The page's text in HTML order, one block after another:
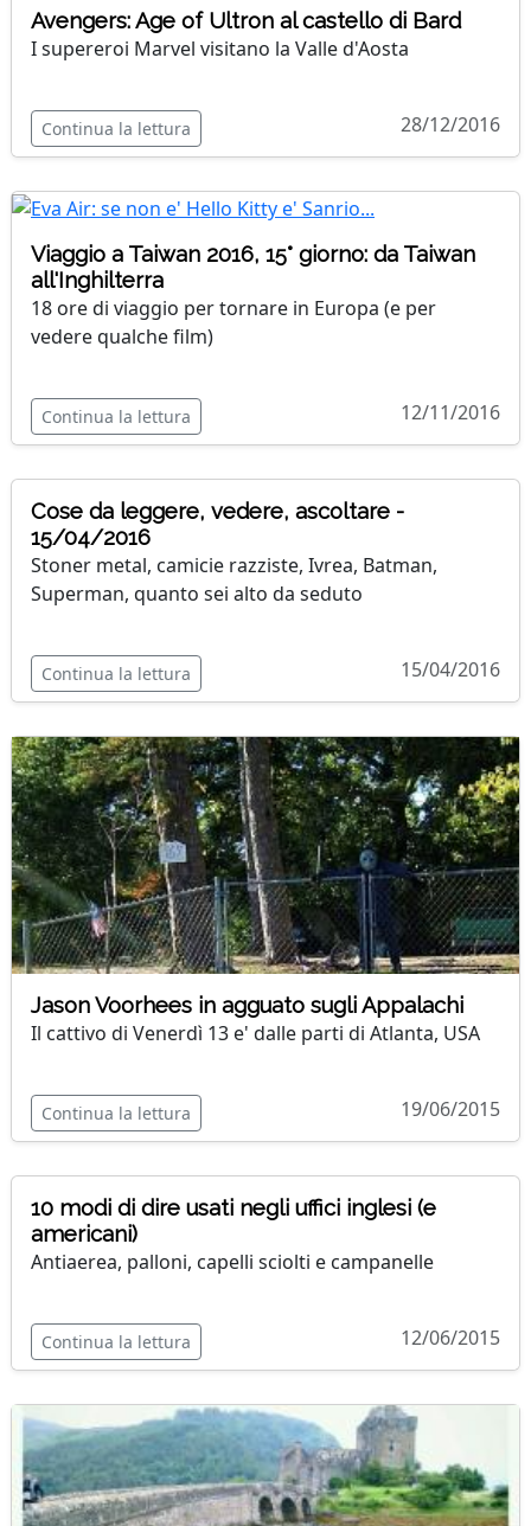
Avengers: Age of Ultron al castello di Bard
I supereroi Marvel visitano la Valle d'Aosta
Continua la lettura 28/12/2016
Viaggio a Taiwan 2016, 15° giorno: da Taiwan
all'Inghilterra
18 ore di viaggio per tornare in Europa (e per
vedere qualche film)
Continua la lettura 12/11/2016
Cose da leggere, vedere, ascoltare -
15/04/2016
Stoner metal, camicie razziste, Ivrea, Batman,
Superman, quanto sei alto da seduto
Continua la lettura 15/04/2016
Jason Voorhees in agguato sugli Appalachi
Il cattivo di Venerdì 13 e' dalle parti di Atlanta, USA
Continua la lettura 19/06/2015
10 modi di dire usati negli uffici inglesi (e
americani)
Antiaerea, palloni, capelli sciolti e campanelle
Continua la lettura 12/06/2015